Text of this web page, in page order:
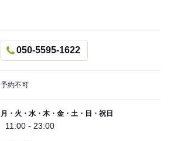
050-5595-1622
予約不可
月・火・水・木・金・土・日・祝日
11:00 - 23:00